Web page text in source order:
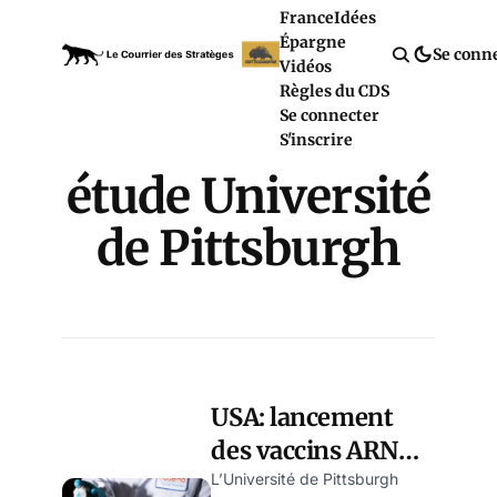
FranceIdées
Épargne
Vidéos
Règles du CDS
Se connecter
S'inscrire
Se
étude Université
de Pittsburgh
USA: lancement
des vaccins ARNm
« plus efficaces »
L’Université de Pittsburgh